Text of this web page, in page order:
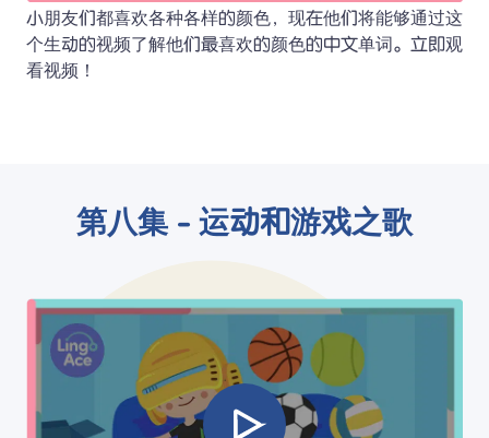
小朋友们都喜欢各种各样的颜色，现在他们将能够通过这
个生动的视频了解他们最喜欢的颜色的中文单词。立即观
看视频！
第八集 - 运动和游戏之歌